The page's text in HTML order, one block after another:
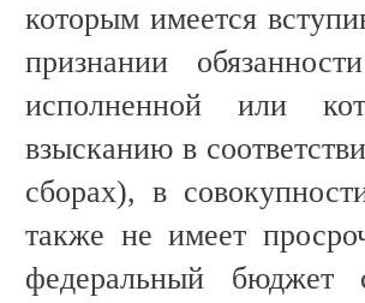
которым имеется
признании
исполненной или
взысканию в
сборах), в
также не имеет
федеральный бюджет